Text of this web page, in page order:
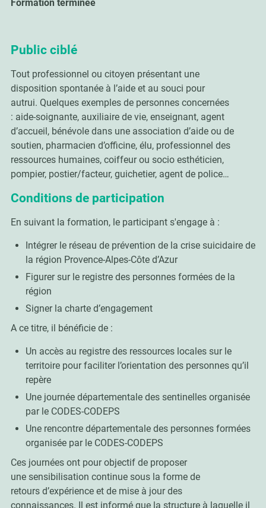
Formation terminée
Public ciblé
Tout professionnel ou citoyen présentant une
disposition spontanée à l’aide et au souci pour
autrui. Quelques exemples de personnes concernées
: aide-soignante, auxiliaire de vie, enseignant, agent
d’accueil, bénévole dans une association d’aide ou de
soutien, pharmacien d’officine, élu, professionnel des
ressources humaines, coiffeur ou socio esthéticien,
pompier, postier/facteur, guichetier, agent de police…
Conditions de participation
En suivant la formation, le participant s'engage à :
Intégrer le réseau de prévention de la crise suicidaire de
la région Provence-Alpes-Côte d’Azur
Figurer sur le registre des personnes formées de la
région
Signer la charte d’engagement
A ce titre, il bénéficie de :
Un accès au registre des ressources locales sur le
territoire pour faciliter l’orientation des personnes qu’il
repère
Une journée départementale des sentinelles organisée
par le CODES-CODEPS
Une rencontre départementale des personnes formées
organisée par le CODES-CODEPS
Ces journées ont pour objectif de proposer
une sensibilisation continue sous la forme de
retours d’expérience et de mise à jour des
connaissances. Il est informé que la structure à laquelle il